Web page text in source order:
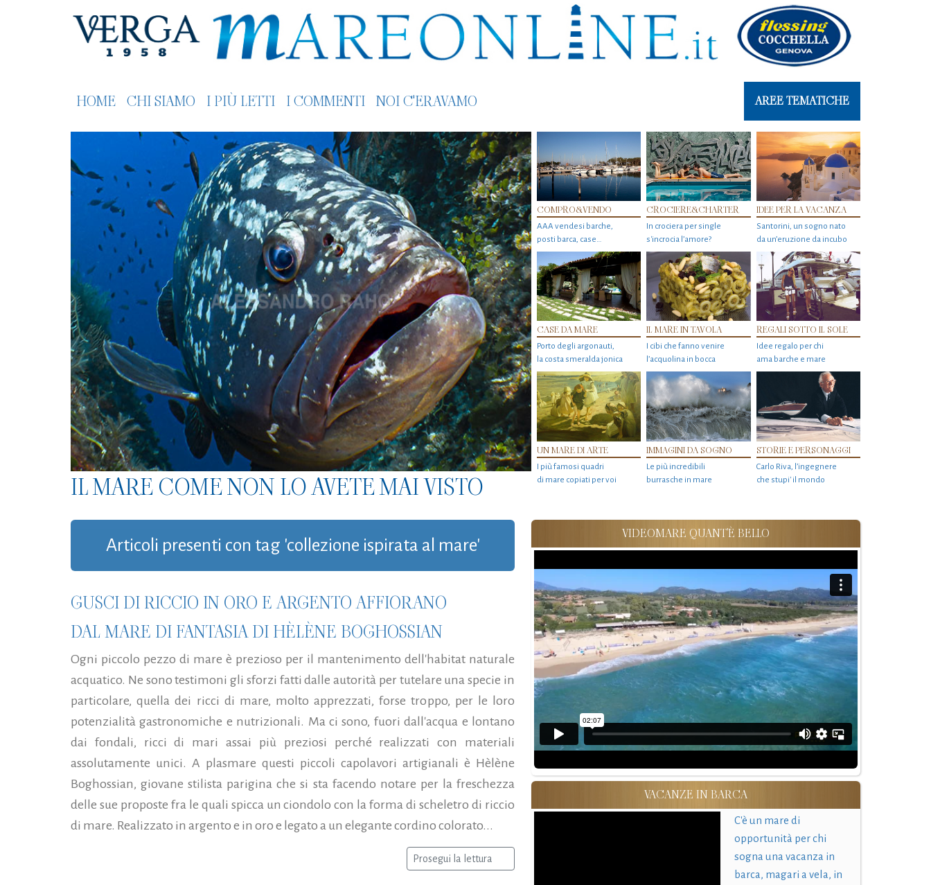
HOME CHI SIAMO I PIÙ LETTI I COMMENTI NOI C'ERAVAMO AREE TEMATICHE
IL MARE COME NON LO AVETE MAI VISTO
COMPRO&VENDO
AAA vendesi barche,
posti barca, case…
CROCIERE&CHARTER
In crociera per single
s'incrocia l’amore?
IDEE PER LA VACANZA
Santorini, un sogno nato
da un’eruzione da incubo
CASE DA MARE
Porto degli argonauti,
la costa smeralda jonica
IL MARE IN TAVOLA
I cibi che fanno venire
l’acquolina in bocca
REGALI SOTTO IL SOLE
Idee regalo per chi
ama barche e mare
UN MARE DI ARTE
I più famosi quadri
di mare copiati per voi
IMMAGINI DA SOGNO
Le più incredibili
burrasche in mare
STORIE E PERSONAGGI
Carlo Riva, l’ingegnere
che stupi' il mondo
Articoli presenti con tag 'collezione ispirata al mare'
GUSCI DI RICCIO IN ORO E ARGENTO AFFIORANO
DAL MARE DI FANTASIA DI HÈLÈNE BOGHOSSIAN
Ogni piccolo pezzo di mare è prezioso per il mantenimento dell'habitat naturale
acquatico. Ne sono testimoni gli sforzi fatti dalle autorità per tutelare una specie in
particolare, quella dei ricci di mare, molto apprezzati, forse troppo, per le loro
potenzialità gastronomiche e nutrizionali. Ma ci sono, fuori dall'acqua e lontano
dai fondali, ricci di mari assai più preziosi perché realizzati con materiali
assolutamente unici. A plasmare questi piccoli capolavori artigianali è Hèlène
Boghossian, giovane stilista parigina che si sta facendo notare per la freschezza
delle sue proposte fra le quali spicca un ciondolo con la forma di scheletro di riccio
di mare. Realizzato in argento e in oro e legato a un elegante cordino colorato...
Prosegui la lettura
VIDEOMARE QUANT'È BELLO
VACANZE IN BARCA
C'è un mare di
opportunità per chi
sogna una vacanza in
barca, magari a vela, in